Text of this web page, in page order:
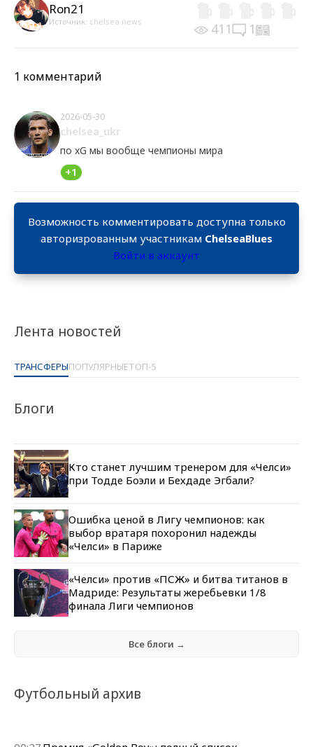
Лента новостей
ТРАНСФЕРЫПОПУЛЯРНЫЕТОП-5
Блоги
Кто станет лучшим тренером для «Челси»
при Тодде Боэли и Бехдаде Эгбали?
Ошибка ценой в Лигу чемпионов: как
выбор вратаря похоронил надежды
«Челси» в Париже
«Челси» против «ПСЖ» и битва титанов в
Мадриде: Результаты жеребьевки 1/8
финала Лиги чемпионов
Все блоги →
Футбольный архив
Ron21
Источник: chelsea.news 411 1
1 комментарий
2026-05-30
chelsea_ukr
по xG мы вообще чемпионы мира
+1
Возможность комментировать доступна только
авторизрованным участникам ChelseaBlues
Войти в аккаунт